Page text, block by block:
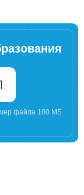
файла 100 МБ